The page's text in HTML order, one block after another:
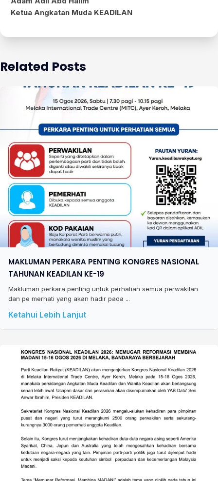
Ketua Angkatan Muda KEADILAN
Related Posts
MAKLUMAN PERKARA PENTING KONGRES NASIONAL
TAHUNAN KEADILAN KE-19
Makluman perkara penting untuk perhatian semua perwakilan
dan pe merhati yang akan hadir pada ...
Ketahui Lebih Lanjut